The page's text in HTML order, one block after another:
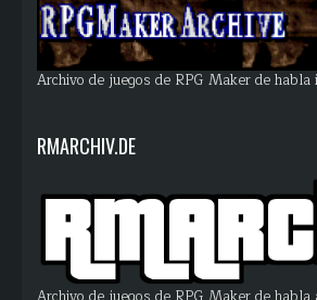
Archivo de juegos de RPG Maker de habla
RMARCHIV.DE